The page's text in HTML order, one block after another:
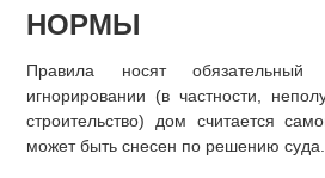
НОРМЫ
Правила носят
игнорировании (в частности,
строительство) дом считается
может быть снесен по решению суда.